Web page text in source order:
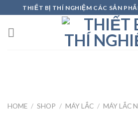
to
content
THIẾT BỊ THÍ NGHIỆM CÁC SẢN
HOME / SHOP / MÁY LẮC / MÁY LẮC